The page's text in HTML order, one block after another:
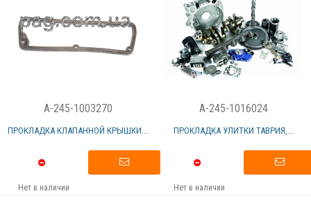
A-245-1003270
ПРОКЛАДКА КЛАПАННОЙ КРЫШКИ...
Нет в наличии
A-245-1016024
ПРОКЛАДКА УЛИТКИ ТАВРИЯ,...
Нет в наличии